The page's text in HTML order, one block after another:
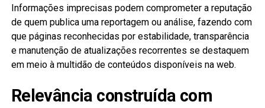
Informações imprecisas podem comprometer a reputação
de quem publica uma reportagem ou análise, fazendo com
que páginas reconhecidas por estabilidade, transparência
e manutenção de atualizações recorrentes se destaquem
em meio à multidão de conteúdos disponíveis na web.
Relevância construída com